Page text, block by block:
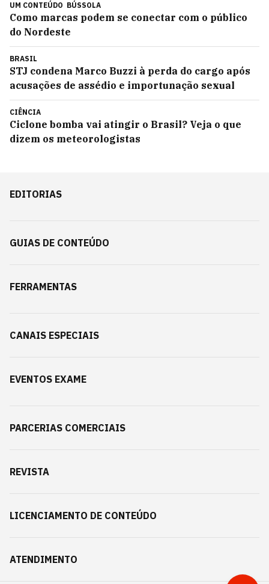
UM CONTEÚDO BÚSSOLA
Como marcas podem se conectar com o público
do Nordeste
BRASIL
STJ condena Marco Buzzi à perda do cargo após
acusações de assédio e importunação sexual
CIÊNCIA
Ciclone bomba vai atingir o Brasil? Veja o que
dizem os meteorologistas
EDITORIAS
GUIAS DE CONTEÚDO
FERRAMENTAS
CANAIS ESPECIAIS
EVENTOS EXAME
PARCERIAS COMERCIAIS
REVISTA
LICENCIAMENTO DE CONTEÚDO
ATENDIMENTO